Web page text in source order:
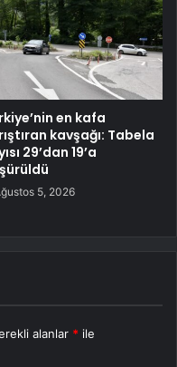
en kafa
kavşağı: Tabela
29’dan 19’a
5, 2026
alanlar * ile